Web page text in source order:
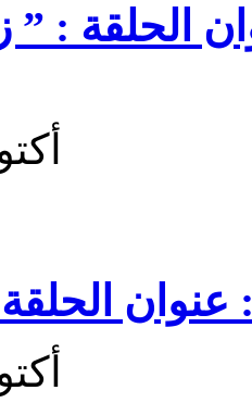
حتى تجي 2 : عنوان
8
6